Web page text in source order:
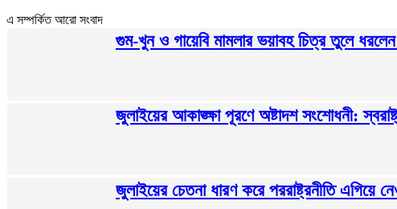
এ সম্পর্কিত আরো সংবাদ
গুম-খুন ও গায়েবি মামলার ভয়াবহ চিত্র তুলে
জুলাইয়ের আকাঙ্ক্ষা পূরণে অষ্টাদশ সংশোধনী:
জুলাইয়ের চেতনা ধারণ করে পররাষ্ট্রনীতি এগিয়ে